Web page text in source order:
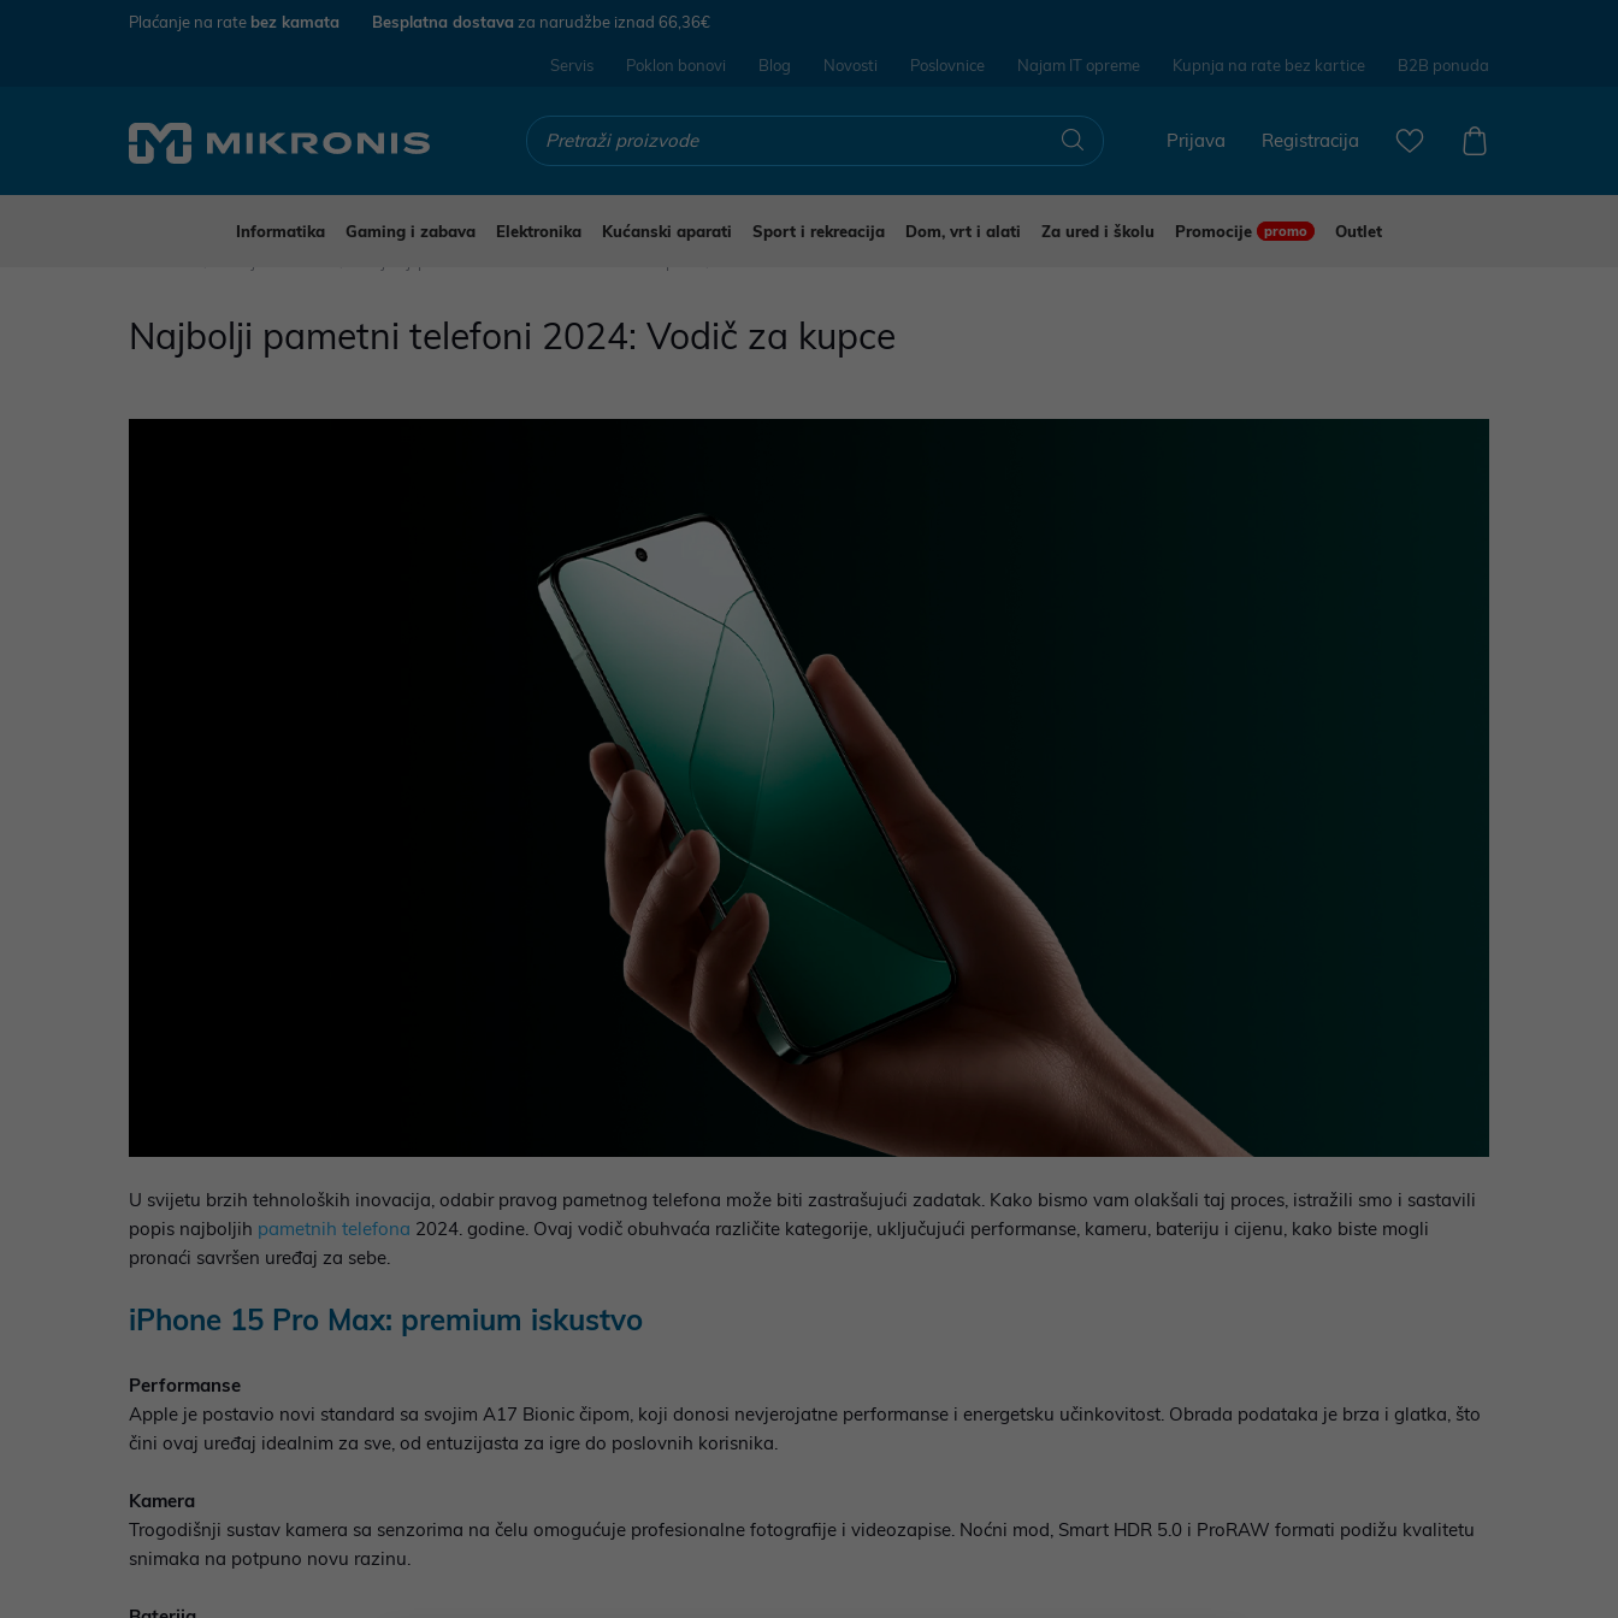
Plaćanje na rate bez kamata Besplatna dostava za narudžbe iznad 66,36€
Servis Poklon bonovi Blog Novosti Poslovnice Najam IT opreme Kupnja na rate bez kartice B2B ponuda
Registracija
Prijava
Informatika Gaming i zabava Elektronika Kućanski aparati Sport i rekreacija Dom, vrt i alati Za ured i školu Promocije promo
Outlet
Najbolji pametni telefoni 2024: Vodič za kupce
U svijetu brzih tehnoloških inovacija, odabir pravog pametnog telefona može biti zastrašujući zadatak. Kako bismo vam olakšali taj proces, istražili smo i sastavili
popis najboljih pametnih telefona 2024. godine. Ovaj vodič obuhvaća različite kategorije, uključujući performanse, kameru, bateriju i cijenu, kako biste mogli
pronaći savršen uređaj za sebe.
iPhone 15 Pro Max: premium iskustvo
Performanse
Apple je postavio novi standard sa svojim A17 Bionic čipom, koji donosi nevjerojatne performanse i energetsku učinkovitost. Obrada podataka je brza i glatka, što
čini ovaj uređaj idealnim za sve, od entuzijasta za igre do poslovnih korisnika.
Kamera
Trogodišnji sustav kamera sa senzorima na čelu omogućuje profesionalne fotografije i videozapise. Noćni mod, Smart HDR 5.0 i ProRAW formati podižu kvalitetu
snimaka na potpuno novu razinu.